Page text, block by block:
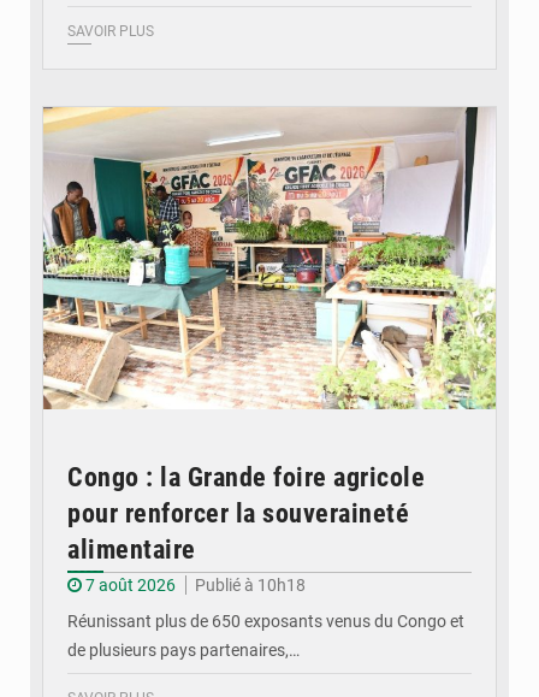
SAVOIR PLUS
Congo : la Grande foire agricole
pour renforcer la souveraineté
alimentaire
7 août 2026
Publié à 10h18
Réunissant plus de 650 exposants venus du Congo et
de plusieurs pays partenaires,…